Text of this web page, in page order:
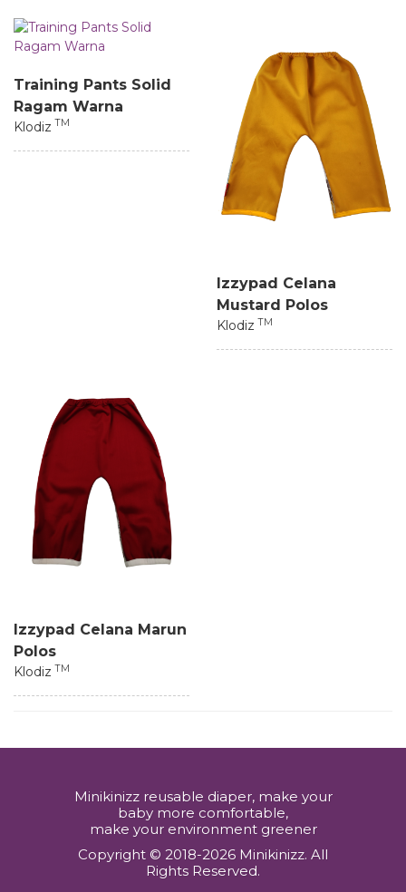
Training Pants Solid
Ragam Warna
Klodiz TM
Izzypad Celana
Mustard Polos
Klodiz TM
Izzypad Celana Marun
Polos
Klodiz TM
Minikinizz reusable diaper, make your
baby more comfortable,
make your environment greener
Copyright © 2018-2026 Minikinizz. All
Rights Reserved.